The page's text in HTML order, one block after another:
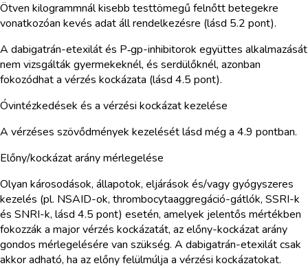
Ötven kilogrammnál kisebb testtömegű felnőtt betegekre
vonatkozóan kevés adat áll rendelkezésre (lásd 5.2 pont).
A dabigatrán-etexilát és P‑gp-inhibitorok együttes alkalmazását
nem vizsgálták gyermekeknél, és serdülőknél, azonban
fokozódhat a vérzés kockázata (lásd 4.5 pont).
Óvintézkedések és a vérzési kockázat kezelése
A vérzéses szövődmények kezelését lásd még a 4.9 pontban.
Előny/kockázat arány mérlegelése
Olyan károsodások, állapotok, eljárások és/vagy gyógyszeres
kezelés (pl. NSAID-ok, thrombocytaaggregáció-gátlók, SSRI-k
és SNRI-k, lásd 4.5 pont) esetén, amelyek jelentős mértékben
fokozzák a major vérzés kockázatát, az előny-kockázat arány
gondos mérlegelésére van szükség. A dabigatrán-etexilát csak
akkor adható, ha az előny felülmúlja a vérzési kockázatokat.